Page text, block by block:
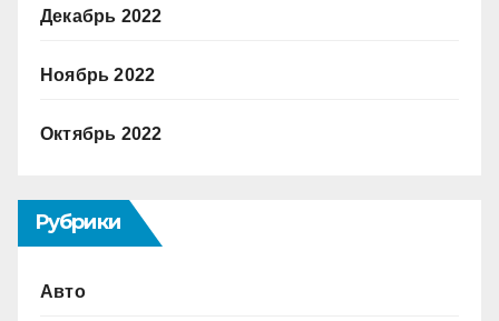
Декабрь 2022
Ноябрь 2022
Октябрь 2022
Рубрики
Авто